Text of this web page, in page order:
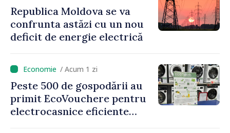
Republica Moldova se va
confrunta astăzi cu un nou
deficit de energie electrică
/ Acum 1 zi
Peste 500 de gospodării au
primit EcoVouchere pentru
electrocasnice eficiente